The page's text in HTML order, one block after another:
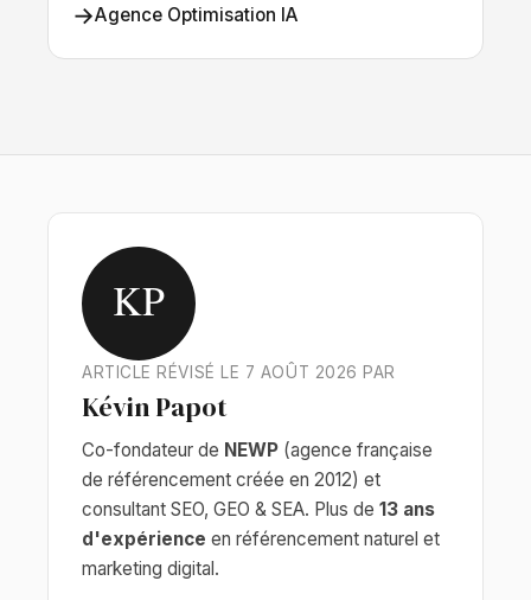
→Agence Optimisation IA
KP
ARTICLE RÉVISÉ LE 7 AOÛT 2026 PAR
Kévin Papot
Co-fondateur de NEWP (agence française
de référencement créée en 2012) et
consultant SEO, GEO & SEA. Plus de 13 ans
d'expérience en référencement naturel et
marketing digital.